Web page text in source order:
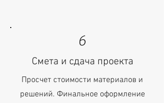
6
Смета и сдача проекта
Просчет стоимости материалов и
решений. Финальное оформление